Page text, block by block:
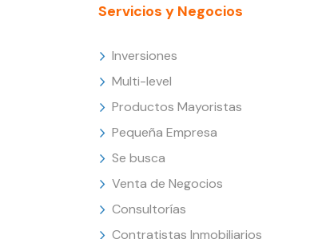
Servicios y Negocios
Inversiones
Multi-level
Productos Mayoristas
Pequeña Empresa
Se busca
Venta de Negocios
Consultorías
Contratistas Inmobiliarios